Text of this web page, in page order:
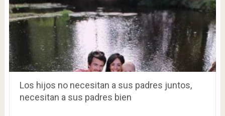
Los hijos no necesitan a sus padres juntos,
necesitan a sus padres bien